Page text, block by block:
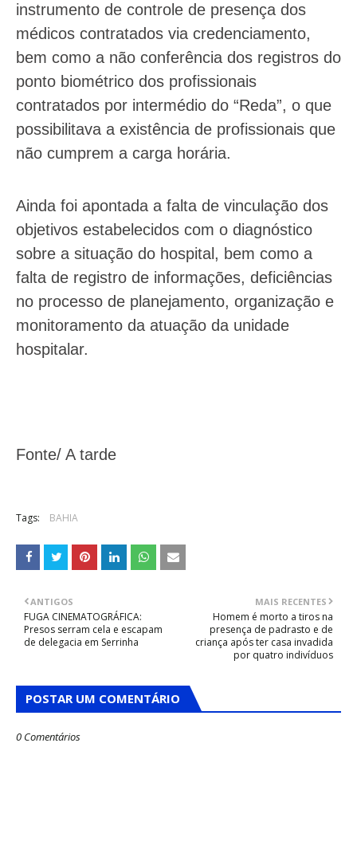
instrumento de controle de presença dos
médicos contratados via credenciamento,
bem como a não conferência dos registros do
ponto biométrico dos profissionais
contratados por intermédio do “Reda”, o que
possibilitava a existência de profissionais que
não cumprem a carga horária.
Ainda foi apontada a falta de vinculação dos
objetivos estabelecidos com o diagnóstico
sobre a situação do hospital, bem como a
falta de registro de informações, deficiências
no processo de planejamento, organização e
monitoramento da atuação da unidade
hospitalar.
Fonte/ A tarde
Tags: BAHIA
MAIS RECENTES
Homem é morto a tiros na
presença de padrasto e de
criança após ter casa invadida
por quatro indivíduos
ANTIGOS
FUGA CINEMATOGRÁFICA:
Presos serram cela e escapam
de delegacia em Serrinha
POSTAR UM COMENTÁRIO
0 Comentários